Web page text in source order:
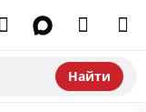
Найти